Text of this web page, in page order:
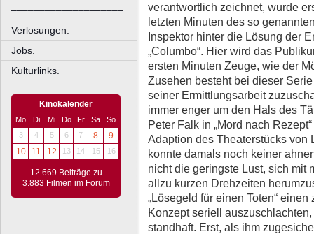
––––––––––––––––––––
Verlosungen.
Jobs.
Kulturlinks.
Kinokalender
Mo Di Mi Do Fr Sa
So
3
4 5 6 7 8
9
10
11 12 13 14 15 16
12.669 Beiträge zu
3.883 Filmen im Forum
verantwortlich zeichnet, wurde
letzten Minuten des so
Inspektor hinter die Lösung der
„Columbo“. Hier wird das
ersten Minuten Zeuge, wie der
Zusehen besteht bei dieser
seiner Ermittlungsarbeit
immer enger um den Hals des
Peter Falk in „Mord nach
Adaption des Theaterstücks von
konnte damals noch keiner
nicht die geringste Lust, sich mit
allzu kurzen Drehzeiten
„Lösegeld für einen Toten“
Konzept seriell
standhaft. Erst, als ihm